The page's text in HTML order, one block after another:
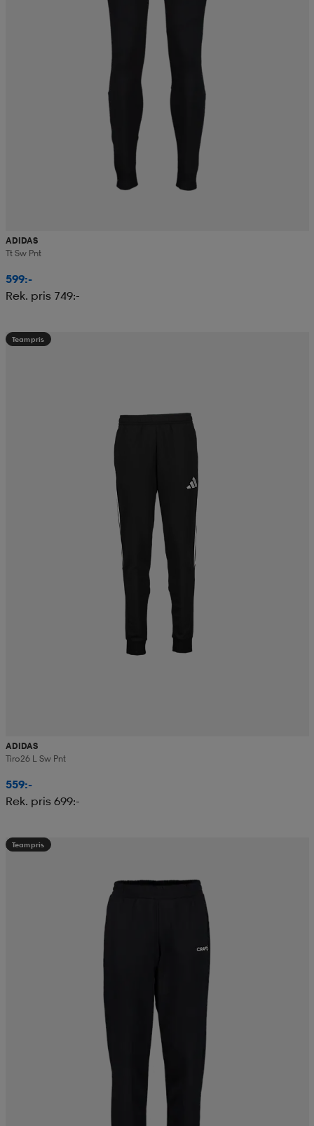
ADIDAS
Tt Sw Pnt
599:-
Rek. pris 749:-
Teampris
ADIDAS
Tiro26 L Sw Pnt
559:-
Rek. pris 699:-
Teampris